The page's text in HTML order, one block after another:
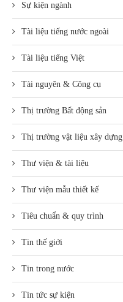
Sự kiện ngành
Tài liệu tiếng nước ngoài
Tài liệu tiếng Việt
Tài nguyên & Công cụ
Thị trường Bất động sản
Thị trường vật liệu xây dựng
Thư viện & tài liệu
Thư viện mẫu thiết kế
Tiêu chuẩn & quy trình
Tin thế giới
Tin trong nước
Tin tức sự kiện